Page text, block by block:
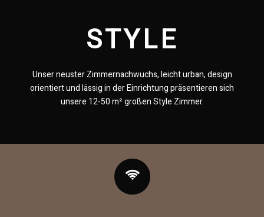
STYLE
Unser neuster Zimmernachwuchs, leicht urban, design
orientiert und lässig in der Einrichtung präsentieren sich
unsere 12-50 m² großen Style Zimmer.